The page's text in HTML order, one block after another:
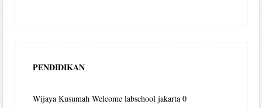
PENDIDIKAN
Wijaya Kusumah Welcome labschool jakarta 0